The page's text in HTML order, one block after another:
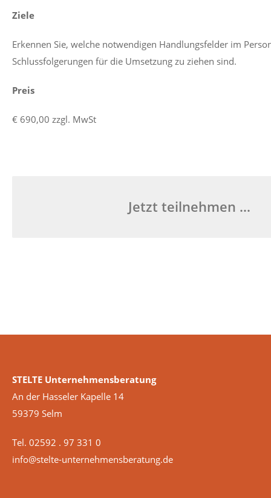
Ziele
Erkennen Sie, welche notwendigen Handlungsfelder im
Schlussfolgerungen für die Umsetzung zu ziehen sind.
Preis
€ 690,00 zzgl. MwSt
Jetzt teilnehmen …
STELTE Unternehmensberatung
An der Hasseler Kapelle 14
59379 Selm
Tel. 02592 . 97 331 0
info@stelte-unternehmensberatung.de